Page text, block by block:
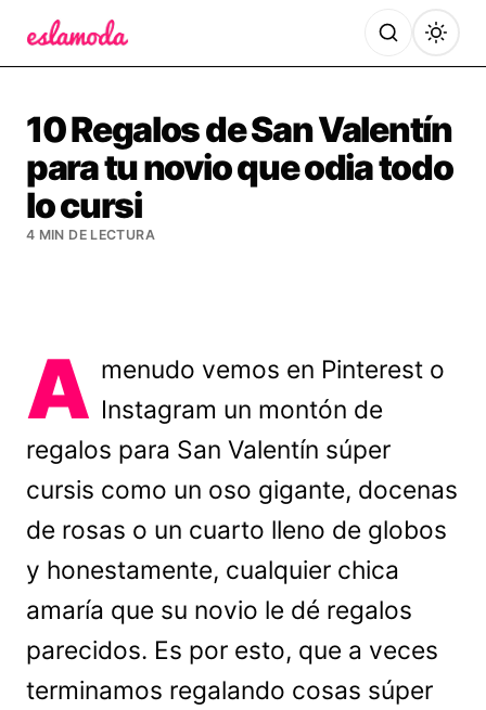
10 Regalos de San Valentín
para tu novio que odia todo
lo cursi
4 MIN DE LECTURA
A menudo vemos en Pinterest o
Instagram un montón de
regalos para San Valentín súper
cursis como un oso gigante, docenas
de rosas o un cuarto lleno de globos
y honestamente, cualquier chica
amaría que su novio le dé regalos
parecidos. Es por esto, que a veces
terminamos regalando cosas súper